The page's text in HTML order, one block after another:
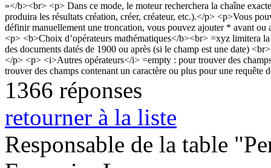
1366 réponses
retourner à la liste
Responsable de la table